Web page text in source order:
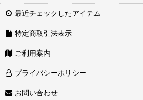
最近チェックしたアイテム
特定商取引法表示
ご利用案内
プライバシーポリシー
お問い合わせ